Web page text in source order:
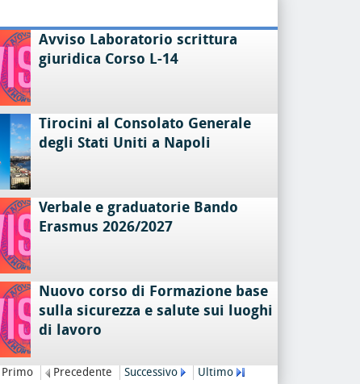
Avviso Laboratorio scrittura
giuridica Corso L-14
Tirocini al Consolato Generale
degli Stati Uniti a Napoli
Verbale e graduatorie Bando
Erasmus 2026/2027
Nuovo corso di Formazione base
sulla sicurezza e salute sui luoghi
di lavoro
Primo Precedente Successivo Ultimo